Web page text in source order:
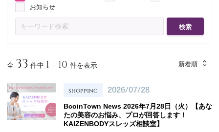
お知らせ
検索
全 33 件中 1 - 10 件を表示 新着順
shopping 2026/07/28
BcoinTown News 2026年7月28日（火）【あな
たの美容のお悩み、プロが回答します！
KAIZENBODYスレッズ相談室】